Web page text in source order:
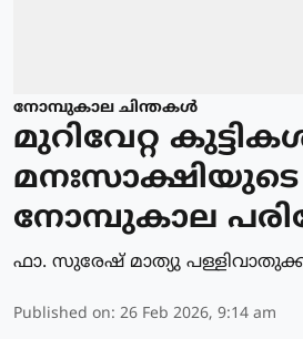
നോമ്പുകാല ചിന്തകൾ
മുറിവേറ്റ
നോമ്പുകാല
ഫാ. സുരേഷ് മാത്യു
Published on: 26 Feb 2026, 9:14 am